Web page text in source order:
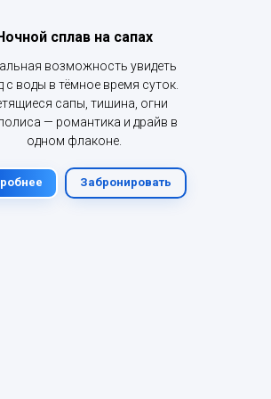
сплав на сапах
возможность увидеть
с воды в тёмное время суток.
сапы, тишина, огни
— романтика и драйв в
одном флаконе.
Забронировать